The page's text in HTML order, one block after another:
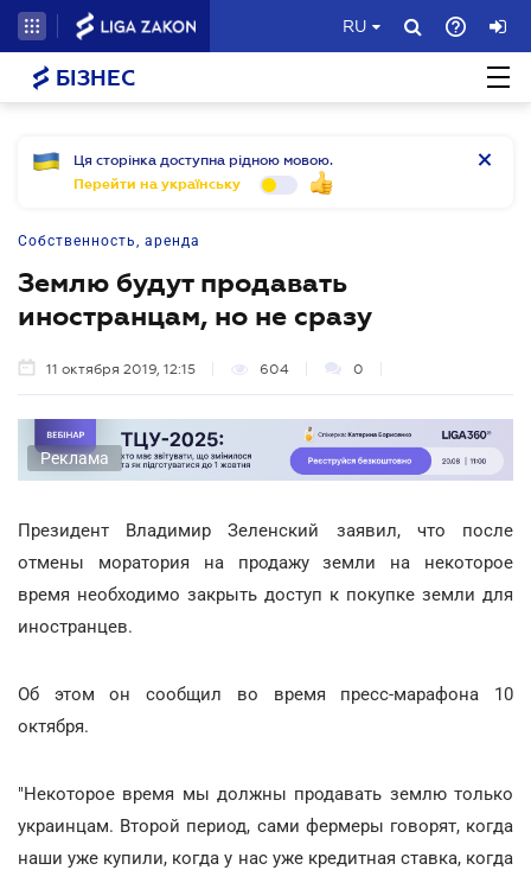
RU
БІЗНЕС
Ця сторінка доступна рідною мовою.
Перейти на українську
Собственность, аренда
Землю будут продавать
иностранцам, но не сразу
11 октября 2019, 12:15 604 0
Реклама
Президент Владимир Зеленский заявил, что после
отмены моратория на продажу земли на некоторое
время необходимо закрыть доступ к покупке земли для
иностранцев.
Об этом он сообщил во время пресс-марафона 10
октября.
"Некоторое время мы должны продавать землю только
украинцам. Второй период, сами фермеры говорят, когда
наши уже купили, когда у нас уже кредитная ставка, когда